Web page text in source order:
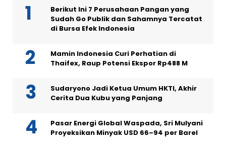
Berikut Ini 7 Perusahaan Pangan yang
Sudah Go Publik dan Sahamnya Tercatat
di Bursa Efek Indonesia
Mamin Indonesia Curi Perhatian di
Thaifex, Raup Potensi Ekspor Rp488 M
Sudaryono Jadi Ketua Umum HKTI, Akhir
Cerita Dua Kubu yang Panjang
Pasar Energi Global Waspada, Sri Mulyani
Proyeksikan Minyak USD 66–94 per Barel